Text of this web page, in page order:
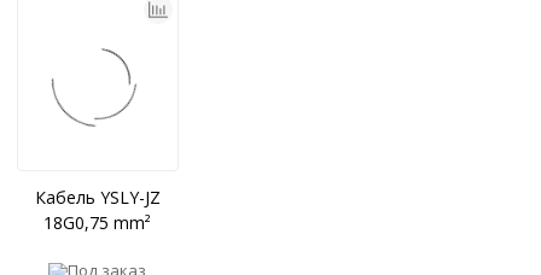
Кабель YSLY-JZ
18G0,75 mm²
Под заказ